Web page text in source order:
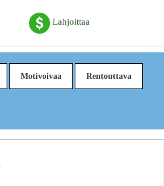
Lahjoittaa
Motivoivaa Rentouttava